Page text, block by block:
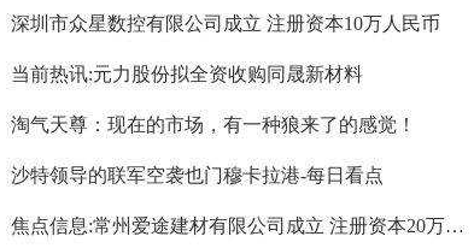
+工业互联网”典型应用场景
G+工业互联网”典型应用场景
深圳市众星数控有限公司成立 注册资本10万人民币
当前热讯:元力股份拟全资收购同晟新材料
淘气天尊：现在的市场，有一种狼来了的感觉！
沙特领导的联军空袭也门穆卡拉港-每日看点
焦点信息:常州爱途建材有限公司成立 注册资本20万人